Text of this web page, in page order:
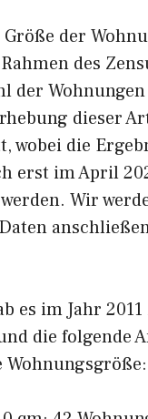
der
des
der
dieser
wobei die
erst im April
Wir
es im Jahr
die folgende
Wohnungsgröße: